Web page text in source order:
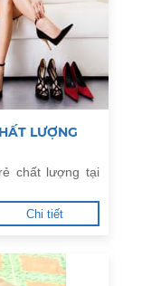
LƯỢNG
chất lượng tại
Chi tiết